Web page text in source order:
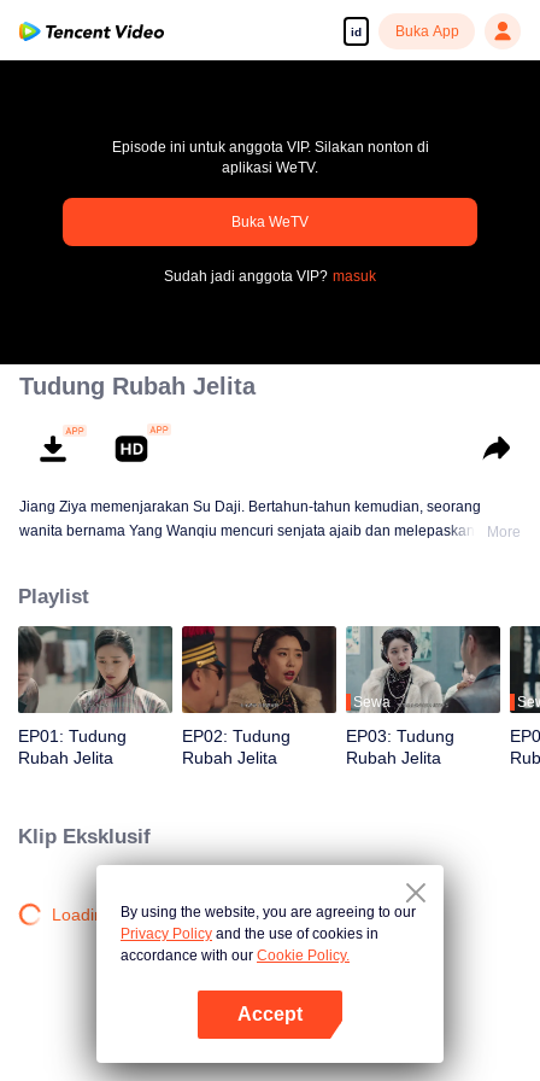
id Buka App
pay limit
Episode ini untuk anggota VIP. Silakan nonton di
aplikasi WeTV.
Buka WeTV
Sudah jadi anggota VIP? masuk
Tudung Rubah Jelita
Jiang Ziya memenjarakan Su Daji. Bertahun-tahun kemudian, seorang
wanita bernama Yang Wanqiu mencuri senjata ajaib dan melepaskan Daji.
Linglong. Jiang Tianshi datang untuk menyelamatkan, tetapi terluka oleh Su
Daji. Pada saat kritis, Yang Wanqiu membangkitkan jiwanya dan membuat
pilihan.
More
Playlist
EP01: Tudung
Rubah Jelita
EP02: Tudung
Rubah Jelita
Sewa
EP03: Tudung
Rubah Jelita
Klip Eksklusif
Loading…By using the website, you are agreeing to our
Privacy Policy and the use of cookies in
accordance with our Cookie Policy.
Accept